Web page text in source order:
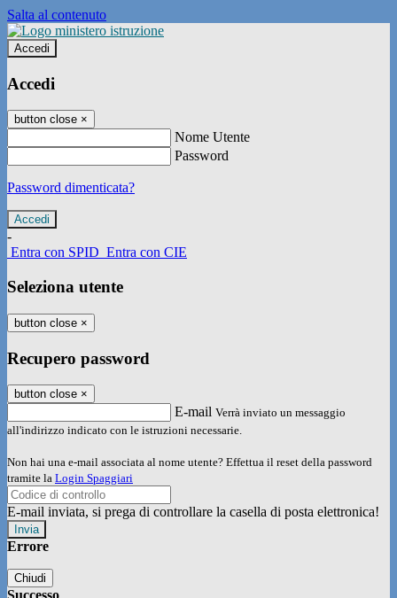
Salta al contenuto
Accedi
Accedi
button close ×
Nome Utente
Password
Password dimenticata?
-
Entra con SPID Entra con CIE
Seleziona utente
button close ×
Recupero password
button close ×
E-mail Verrà inviato un messaggio
all'indirizzo indicato con le istruzioni necessarie.
Non hai una e-mail associata al nome utente? Effettua il reset della password
tramite la Login Spaggiari
E-mail inviata, si prega di controllare la casella di posta elettronica!
Errore
Chiudi